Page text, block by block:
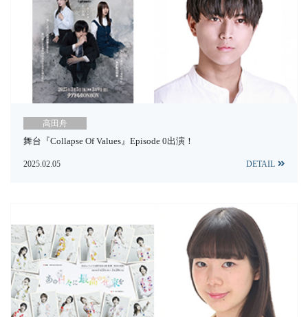
高田舟
舞台『Collapse Of Values』Episode 0出演！
2025.02.05 DETAIL